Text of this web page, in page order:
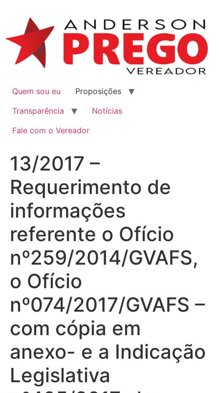
Quem sou eu
Proposições
Transparência
Notícias
Fale com o Vereador
13/2017 –
Requerimento de
informações
referente o Ofício
nº259/2014/GVAFS,
o Ofício
nº074/2017/GVAFS –
com cópia em
anexo- e a Indicação
Legislativa